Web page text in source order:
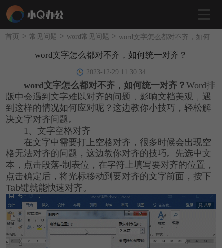
首页 > 常见问题 > word常见问题 >
word文字怎么都对不齐，如何统一对齐？
2023-12-29 11:30:34
word文字怎么都对不齐，如何统一对齐？ Word排
版中会遇到文字难以对齐的问题，影响文档美观，遇
到这样的情况如何应对呢？这边教你小技巧，轻松解
决文字对齐问题。
1、文字空格对齐
在文字中需要打上空格对齐，很多时候会出现空
格无法对齐的问题，这边教你对齐的技巧。先选中文
本，点击段落-制表位，在字符上填写要对齐的位置，
点击确定后，将光标移动到要对齐的文字前面，按下
Tab键就能快速对齐。